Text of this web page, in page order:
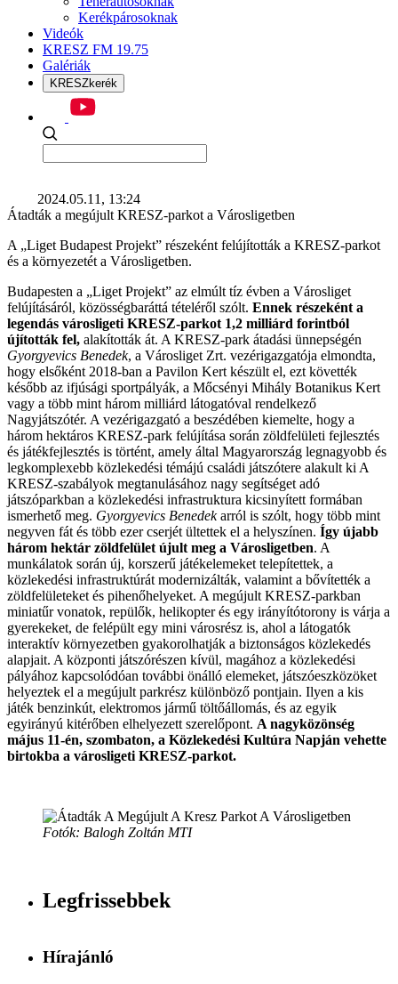
Kerékpárosoknak
Videók
KRESZ FM 19.75
Galériák
KRESZkerék
2024.05.11, 13:24
Átadták a megújult KRESZ-parkot a Városligetben
A „Liget Budapest Projekt” részeként felújították a KRESZ-parkot
és a környezetét a Városligetben.
Budapesten a „Liget Projekt” az elmúlt tíz évben a Városliget
felújításáról, közösségbaráttá tételéről szólt. Ennek részeként a
legendás városligeti KRESZ-parkot 1,2 milliárd forintból
újították fel, alakították át. A KRESZ-park átadási ünnepségén
Gyorgyevics Benedek, a Városliget Zrt. vezérigazgatója elmondta,
hogy elsőként 2018-ban a Pavilon Kert készült el, ezt követték
később az ifjúsági sportpályák, a Mőcsényi Mihály Botanikus Kert
vagy a több mint három milliárd látogatóval rendelkező
Nagyjátszótér. A vezérigazgató a beszédében kiemelte, hogy a
három hektáros KRESZ-park felújítása során zöldfelületi fejlesztés
és játékfejlesztés is történt, amely által Magyarország legnagyobb és
legkomplexebb közlekedési témájú családi játszótere alakult ki A
KRESZ-szabályok megtanulásához nagy segítséget adó
játszóparkban a közlekedési infrastruktura kicsinyített formában
ismerhető meg. Gyorgyevics Benedekarról is szólt, hogy több mint
negyven fát és több ezer cserjét ültettek el a helyszínen. Így újabb
három hektár zöldfelület újult meg a Városligetben. A
munkálatok során új, korszerű játékelemeket telepítettek, a
közlekedési infrastruktúrát modernizálták, valamint a bővítették a
zöldfelületeket és pihenőhelyeket. A megújult KRESZ-parkban
miniatűr vonatok, repülők, helikopter és egy irányítótorony is várja a
gyerekeket, de felépült egy mini városrész is, ahol a látogatók
interaktív környezetben gyakorolhatják a biztonságos közlekedés
alapjait. A központi játszórészen kívül, magához a közlekedési
pályához kapcsolódóan további önálló elemeket, játszóeszközöket
helyeztek el a megújult parkrész különböző pontjain. Ilyen a kis
játék benzinkút, elektromos jármű töltőállomás, és az egyik
egyirányú kitérőben elhelyezett szerelőpont. A nagyközönség
május 11-én, szombaton, a Közlekedési Kultúra Napján vehette
birtokba a városligeti KRESZ-parkot.
Fotók: Balogh Zoltán MTI
Legfrissebbek
Hírajánló